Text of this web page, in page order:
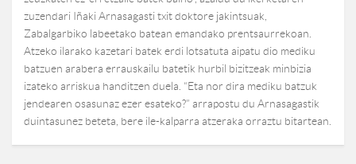
zuzendari Iñaki Arnasagasti txit doktore jakintsuak,
Zabalgarbiko labeetako batean emandako prentsaurrekoan.
Atzeko ilarako kazetari batek erdi lotsatuta aipatu dio mediku
batzuen arabera errauskailu batetik hurbil bizitzeak minbizia
izateko arriskua handitzen duela. “Eta nor dira mediku batzuk
jendearen osasunaz ezer esateko?” arrapostu du Arnasagastik
duintasunez beteta, bere ile-kalparra atzeraka orraztu bitartean.